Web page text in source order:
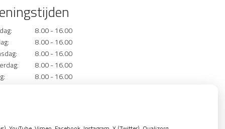
8.00 - 16.00
8.00 - 16.00
8.00 - 16.00
8.00 - 16.00
8.00 - 16.00